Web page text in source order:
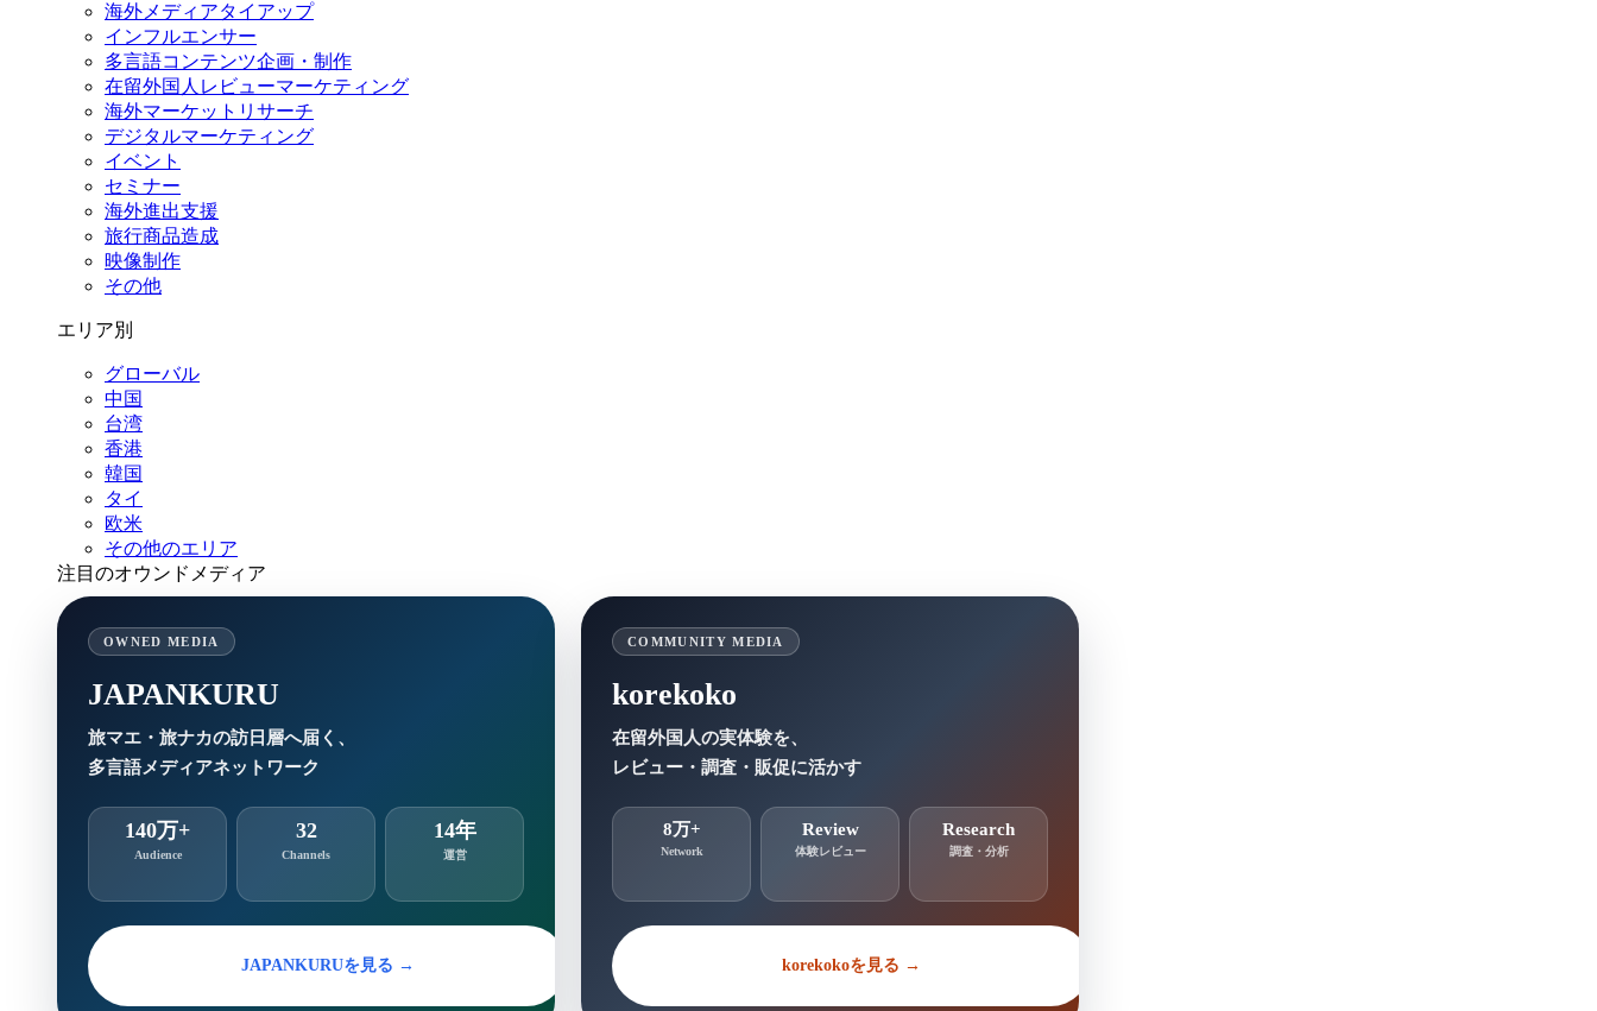
海外メディアタイアップ
インフルエンサー
多言語コンテンツ企画・制作
在留外国⼈レビューマーケティング
海外マーケットリサーチ
デジタルマーケティング
イベント
セミナー
海外進出支援
旅行商品造成
映像制作
その他
エリア別
グローバル
中国
台湾
香港
韓国
タイ
欧米
その他のエリア
注目のオウンドメディア
OWNED MEDIA
JAPANKURU
旅マエ・旅ナカの訪日層へ届く、
多言語メディアネットワーク
140万+
Audience
32
Channels
14年
運営
JAPANKURUを見る →
COMMUNITY MEDIA
korekoko
在留外国人の実体験を、
レビュー・調査・販促に活かす
8万+
Network
Review
体験レビュー
Research
調査・分析
korekokoを見る →